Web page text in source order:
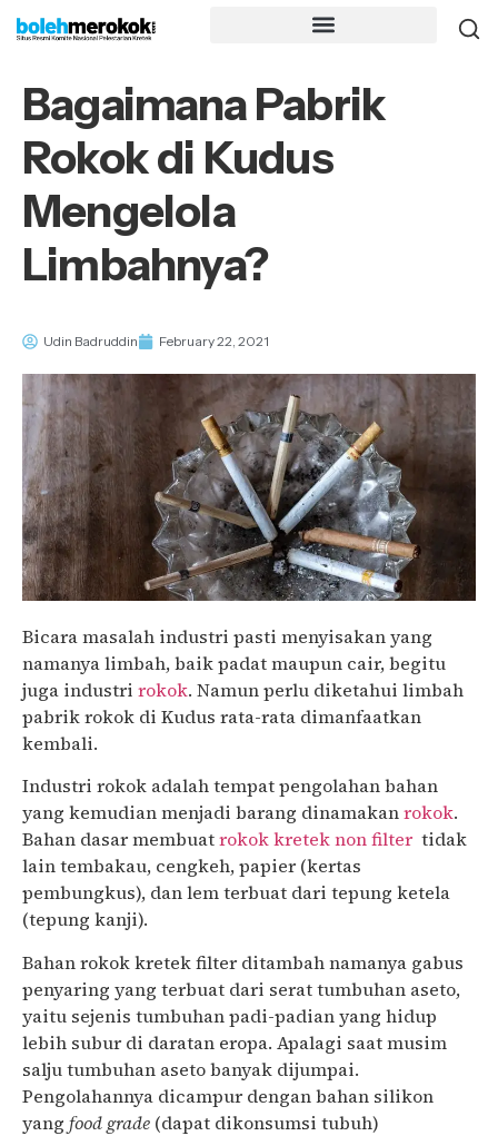
Bagaimana Pabrik
Rokok di Kudus
Mengelola
Limbahnya?
Udin Badruddin February 22, 2021
Bicara masalah industri pasti menyisakan yang
namanya limbah, baik padat maupun cair, begitu
juga industri rokok. Namun perlu diketahui limbah
pabrik rokok di Kudus rata-rata dimanfaatkan
kembali.
Industri rokok adalah tempat pengolahan bahan
yang kemudian menjadi barang dinamakanrokok.
Bahan dasar membuatrokok kretek non filter tidak
lain tembakau, cengkeh, papier (kertas
pembungkus), dan lem terbuat dari tepung ketela
(tepung kanji).
Bahan rokok kretek filter ditambah namanya gabus
penyaring yang terbuat dari serat tumbuhan aseto,
yaitu sejenis tumbuhan padi-padian yang hidup
lebih subur di daratan eropa. Apalagi saat musim
salju tumbuhan aseto banyak dijumpai.
Pengolahannya dicampur dengan bahan silikon
yang food grade (dapat dikonsumsi tubuh)